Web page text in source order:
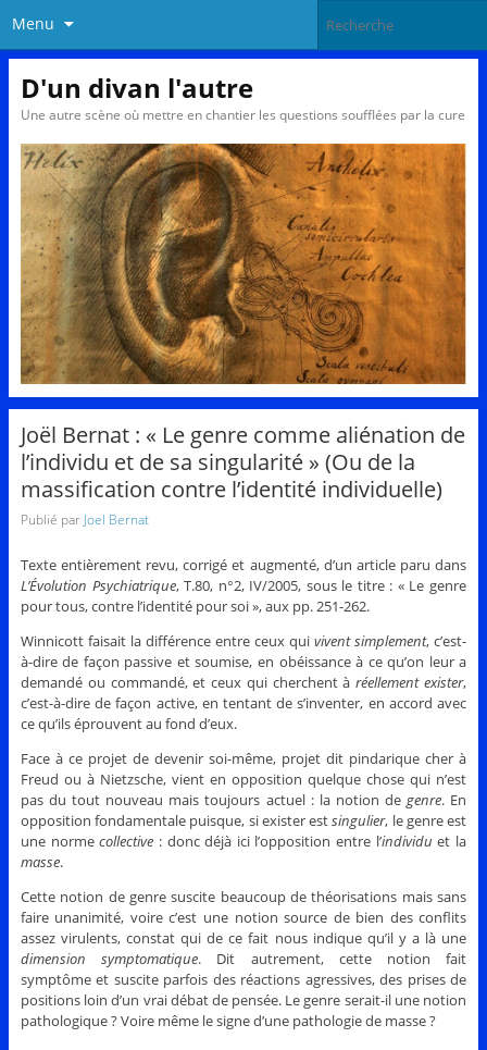
Menu
D'un divan l'autre
Une autre scène où mettre en chantier les questions soufflées par la cure
Joël Bernat : « Le genre comme aliénation de
l’individu et de sa singularité » (Ou de la
massification contre l’identité individuelle)
Publié par Joel Bernat
Texte entièrement revu, corrigé et augmenté, d’un article paru dans
L’Évolution Psychiatrique, T.80, n°2, IV/2005, sous le titre : « Le genre
pour tous, contre l’identité pour soi », aux pp. 251-262.
Winnicott faisait la différence entre ceux quivivent simplement, c’est-
à-dire de façon passive et soumise, en obéissance à ce qu’on leur a
demandé ou commandé, et ceux qui cherchent àréellement exister,
c’est-à-dire de façon active, en tentant de s’inventer, en accord avec
ce qu’ils éprouvent au fond d’eux.
Face à ce projet de devenir soi-même, projet dit pindarique cher à
Freud ou à Nietzsche, vient en opposition quelque chose qui n’est
pas du tout nouveau mais toujours actuel : la notion de genre. En
opposition fondamentale puisque, si exister estsingulier, le genre est
une normecollective : donc déjà ici l’opposition entre l’individu et la
masse.
Cette notion de genre suscite beaucoup de théorisations mais sans
faire unanimité, voire c’est une notion source de bien des conflits
assez virulents, constat qui de ce fait nous indique qu’il y a là une
dimension symptomatique. Dit autrement, cette notion fait
symptôme et suscite parfois des réactions agressives, des prises de
positions loin d’un vrai débat de pensée. Le genre serait-il une notion
pathologique ? Voire même le signe d’une pathologie de masse ?